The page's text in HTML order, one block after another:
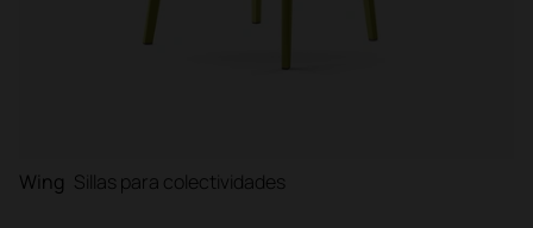
Wing Sillas para colectividades